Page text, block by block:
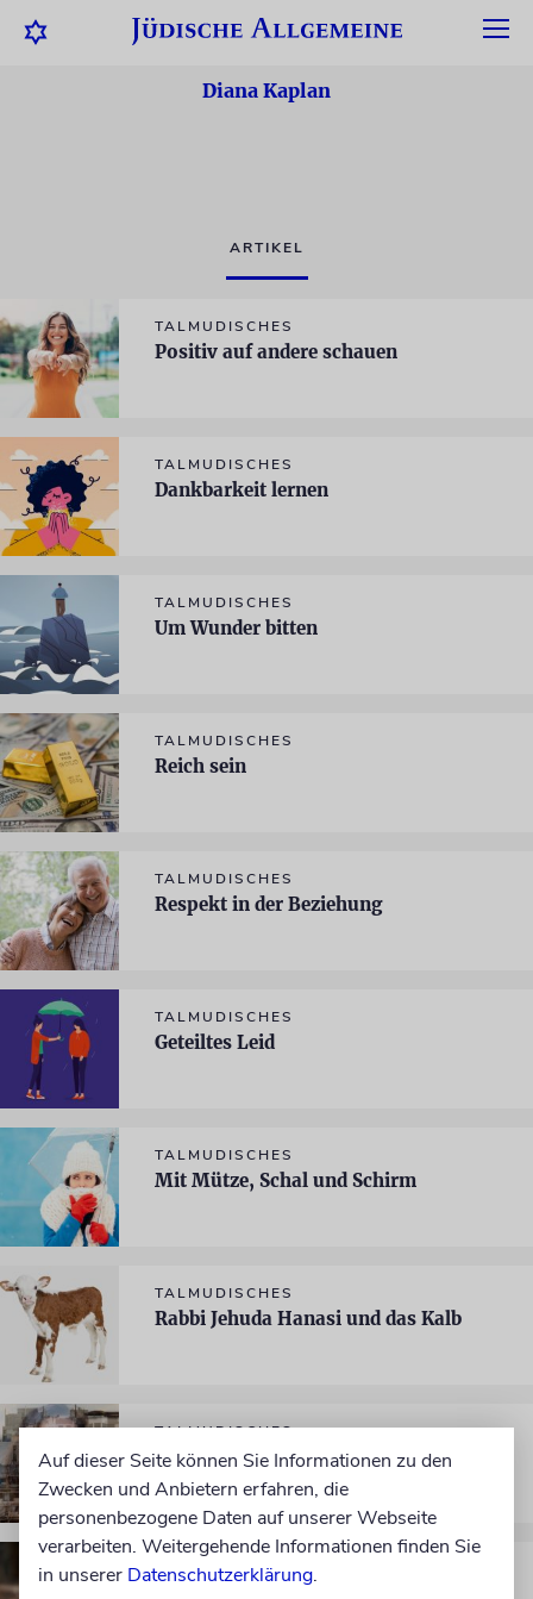
Diana Kaplan
ARTIKEL
TALMUDISCHES
Positiv auf andere schauen
TALMUDISCHES
Dankbarkeit lernen
TALMUDISCHES
Um Wunder bitten
TALMUDISCHES
Reich sein
TALMUDISCHES
Respekt in der Beziehung
TALMUDISCHES
Geteiltes Leid
TALMUDISCHES
Mit Mütze, Schal und Schirm
TALMUDISCHES
Rabbi Jehuda Hanasi und das Kalb
TALMUDISCHES
Von Aussatz und Quarantäne
TALMUDISCHES
Auf dieser Seite können Sie Informationen zu den
Zwecken und Anbietern erfahren, die
personenbezogene Daten auf unserer Webseite
verarbeiten. Weitergehende Informationen finden Sie
in unserer Datenschutzerklärung.